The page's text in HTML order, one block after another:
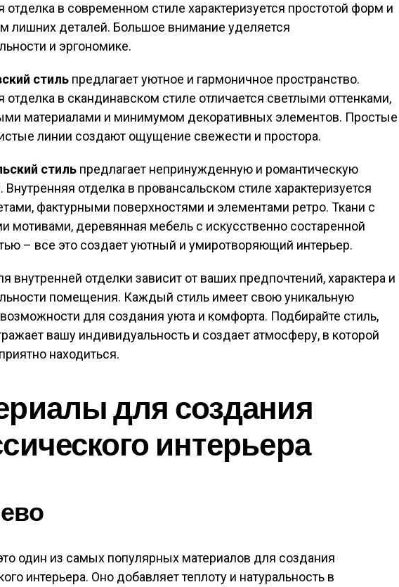
отделка в современном стиле характеризуется простотой форм и
лишних деталей. Большое внимание уделяется
и эргономике.
стиль предлагает уютное и гармоничное пространство.
отделка в скандинавском стиле отличается светлыми оттенками,
материалами и минимумом декоративных элементов. Простые
линии создают ощущение свежести и простора.
стиль предлагает непринужденную и романтическую
Внутренняя отделка в провансальском стиле характеризуется
фактурными поверхностями и элементами ретро. Ткани с
мотивами, деревянная мебель с искусственно состаренной
– все это создает уютный и умиротворяющий интерьер.
внутренней отделки зависит от ваших предпочтений, характера и
помещения. Каждый стиль имеет свою уникальную
возможности для создания уюта и комфорта. Подбирайте стиль,
вашу индивидуальность и создает атмосферу, в которой
находиться.
для создания
интерьера
один из самых популярных материалов для создания
интерьера. Оно добавляет теплоту и натуральность в